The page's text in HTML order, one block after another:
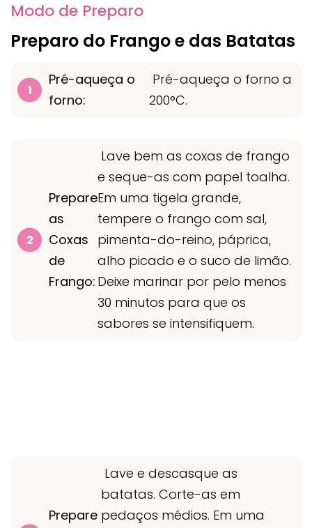
Modo de Preparo
Preparo do Frango e das Batatas
Pré-aqueça o
forno:
Pré-aqueça o forno a
200°C.
Prepare
as
Coxas
de
Frango:
Lave bem as coxas de frango
e seque-as com papel toalha.
Em uma tigela grande,
tempere o frango com sal,
pimenta-do-reino, páprica,
alho picado e o suco de limão.
Deixe marinar por pelo menos
30 minutos para que os
sabores se intensifiquem.
Prepare
Lave e descasque as
batatas. Corte-as em
pedaços médios. Em uma